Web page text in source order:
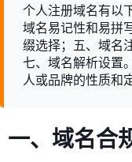
个人注册域名有以
域名易记性和易拼
缀选择；五、域名
七、域名解析设置
人或品牌的性质和
一、域名合